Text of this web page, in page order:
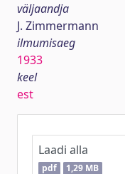
väljaandja
J. Zimmermann
ilmumisaeg
1933
keel
est
Laadi alla
pdf 1,29 MB